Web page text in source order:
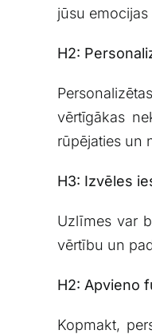
jūsu
H2:⁢
vērtīgākas
rūpējaties un
H3: Izvēles
Uzlīmes var
vērtību un
H2: Apvieno
Kopmakt,